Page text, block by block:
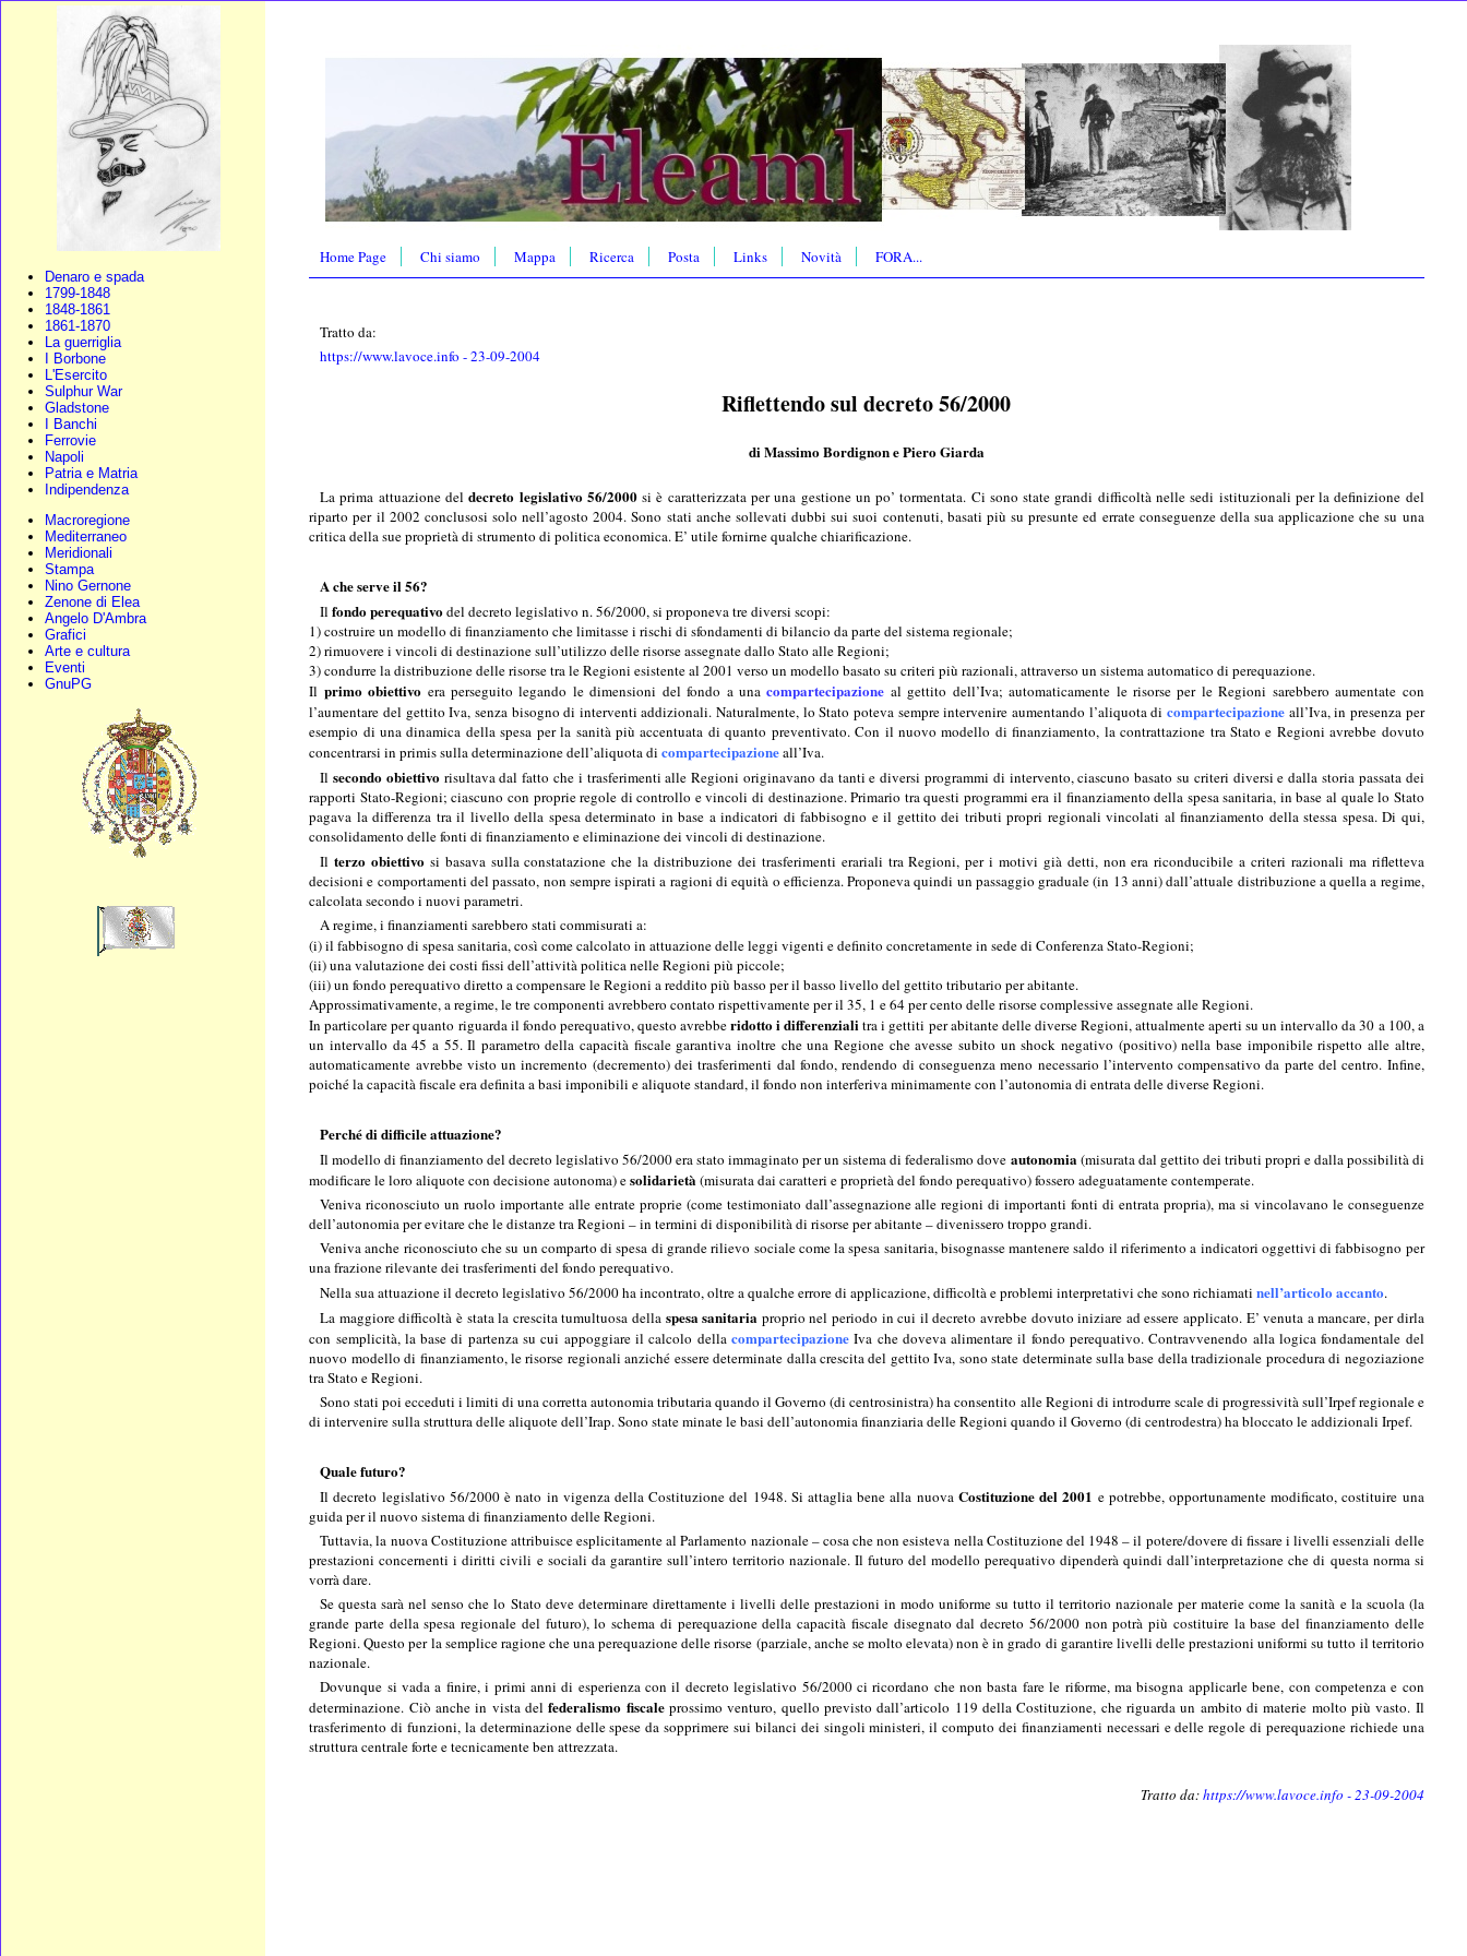
Denaro e spada
1799-1848
1848-1861
1861-1870
La guerriglia
I Borbone
L'Esercito
Sulphur War
Gladstone
I Banchi
Ferrovie
Napoli
Patria e Matria
Indipendenza
Macroregione
Mediterraneo
Meridionali
Stampa
Nino Gernone
Zenone di Elea
Angelo D'Ambra
Grafici
Arte e cultura
Eventi
GnuPG
Home Page Chi siamo Mappa Ricerca Posta Links Novità FORA...
Tratto da:
https://www.lavoce.info- 23-09-2004
Riflettendo sul decreto 56/2000
di Massimo BordignonePiero Giarda
La prima attuazione deldecreto legislativo 56/2000si è caratterizzata per una gestione un po’ tormentata. Ci sono state grandi difficoltà nelle sedi istituzionali per la definizione del
riparto per il 2002 conclusosi solo nell’agosto 2004. Sono stati anche sollevati dubbi sui suoi contenuti, basati più su presunte ed errate conseguenze della sua applicazione che su una
critica della sue proprietà di strumento di politica economica. E’ utile fornirne qualche chiarificazione.
A che serve il 56?
Ilfondo perequativodel decreto legislativo n. 56/2000, si proponeva tre diversi scopi:
1) costruire un modello di finanziamento che limitasse i rischi di sfondamenti di bilancio da parte del sistema regionale;
2) rimuovere i vincoli di destinazione sull’utilizzo delle risorse assegnate dallo Stato alle Regioni;
3) condurre la distribuzione delle risorse tra le Regioni esistente al 2001 verso un modello basato su criteri più razionali, attraverso un sistema automatico di perequazione.
Il primo obiettivo era perseguito legando le dimensioni del fondo a unacompartecipazione al gettito dell’Iva; automaticamente le risorse per le Regioni sarebbero aumentate con
l’aumentare del gettito Iva, senza bisogno di interventi addizionali. Naturalmente, lo Stato poteva sempre intervenire aumentando l’aliquota dicompartecipazione all’Iva, in presenza per
esempio di una dinamica della spesa per la sanità più accentuata di quanto preventivato. Con il nuovo modello di finanziamento, la contrattazione tra Stato e Regioni avrebbe dovuto
concentrarsi in primis sulla determinazione dell’aliquota dicompartecipazioneall’Iva.
Ilsecondo obiettivorisultava dal fatto che i trasferimenti alle Regioni originavano da tanti e diversi programmi di intervento, ciascuno basato su criteri diversi e dalla storia passata dei
rapporti Stato-Regioni; ciascuno con proprie regole di controllo e vincoli di destinazione. Primario tra questi programmi era il finanziamento della spesa sanitaria, in base al quale lo Stato
pagava la differenza tra il livello della spesa determinato in base a indicatori di fabbisogno e il gettito dei tributi propri regionali vincolati al finanziamento della stessa spesa. Di qui,
consolidamento delle fonti di finanziamento e eliminazione dei vincoli di destinazione.
Ilterzo obiettivosi basava sulla constatazione che la distribuzione dei trasferimenti erariali tra Regioni, per i motivi già detti, non era riconducibile a criteri razionali ma rifletteva
decisioni e comportamenti del passato, non sempre ispirati a ragioni di equità o efficienza. Proponeva quindi un passaggio graduale (in 13 anni) dall’attuale distribuzione a quella a regime,
calcolata secondo i nuovi parametri.
A regime, i finanziamenti sarebbero stati commisurati a:
(i) il fabbisogno di spesa sanitaria, così come calcolato in attuazione delle leggi vigenti e definito concretamente in sede di Conferenza Stato-Regioni;
(ii) una valutazione dei costi fissi dell’attività politica nelle Regioni più piccole;
(iii) un fondo perequativo diretto a compensare le Regioni a reddito più basso per il basso livello del gettito tributario per abitante.
Approssimativamente, a regime, le tre componenti avrebbero contato rispettivamente per il 35, 1 e 64 per cento delle risorse complessive assegnate alle Regioni.
In particolare per quanto riguarda il fondo perequativo, questo avrebberidotto i differenziali tra i gettiti per abitante delle diverse Regioni, attualmente aperti su un intervallo da 30 a 100, a
un intervallo da 45 a 55. Il parametro della capacità fiscale garantiva inoltre che una Regione che avesse subito un shock negativo (positivo) nella base imponibile rispetto alle altre,
automaticamente avrebbe visto un incremento (decremento) dei trasferimenti dal fondo, rendendo di conseguenza meno necessario l’intervento compensativo da parte del centro. Infine,
poiché la capacità fiscale era definita a basi imponibili e aliquote standard, il fondo non interferiva minimamente con l’autonomia di entrata delle diverse Regioni.
Perché di difficile attuazione?
Il modello di finanziamento del decreto legislativo 56/2000 era stato immaginato per un sistema di federalismo dove autonomia (misurata dal gettito dei tributi propri e dalla possibilità di
modificare le loro aliquote con decisione autonoma) esolidarietà(misurata dai caratteri e proprietà del fondo perequativo) fossero adeguatamente contemperate.
Veniva riconosciuto un ruolo importante alle entrate proprie (come testimoniato dall’assegnazione alle regioni di importanti fonti di entrata propria), ma si vincolavano le conseguenze
dell’autonomia per evitare che le distanze tra Regioni – in termini di disponibilità di risorse per abitante – divenissero troppo grandi.
Veniva anche riconosciuto che su un comparto di spesa di grande rilievo sociale come la spesa sanitaria, bisognasse mantenere saldo il riferimento a indicatori oggettivi di fabbisogno per
una frazione rilevante dei trasferimenti del fondo perequativo.
Nella sua attuazione il decreto legislativo 56/2000 ha incontrato, oltre a qualche errore di applicazione, difficoltà e problemi interpretativi che sono richiamatinell’articolo accanto.
La maggiore difficoltà è stata la crescita tumultuosa della spesa sanitaria proprio nel periodo in cui il decreto avrebbe dovuto iniziare ad essere applicato. E’ venuta a mancare, per dirla
con semplicità, la base di partenza su cui appoggiare il calcolo della compartecipazioneIva che doveva alimentare il fondo perequativo. Contravvenendo alla logica fondamentale del
nuovo modello di finanziamento, le risorse regionali anziché essere determinate dalla crescita del gettito Iva, sono state determinate sulla base della tradizionale procedura di negoziazione
tra Stato e Regioni.
Sono stati poi ecceduti i limiti di una corretta autonomia tributaria quando il Governo (di centrosinistra) ha consentito alle Regioni di introdurre scale di progressività sull’Irpef regionale e
di intervenire sulla struttura delle aliquote dell’Irap. Sono state minate le basi dell’autonomia finanziaria delle Regioni quando il Governo (di centrodestra) ha bloccato le addizionali Irpef.
Quale futuro?
Il decreto legislativo 56/2000 è nato in vigenza della Costituzione del 1948. Si attaglia bene alla nuova Costituzione del 2001 e potrebbe, opportunamente modificato, costituire una
guida per il nuovo sistema di finanziamento delle Regioni.
Tuttavia, la nuova Costituzione attribuisce esplicitamente al Parlamento nazionale – cosa che non esisteva nella Costituzione del 1948 – il potere/dovere di fissare i livelli essenziali delle
prestazioni concernenti i diritti civili e sociali da garantire sull’intero territorio nazionale. Il futuro del modello perequativo dipenderà quindi dall’interpretazione che di questa norma si
vorrà dare.
Se questa sarà nel senso che lo Stato deve determinare direttamente i livelli delle prestazioni in modo uniforme su tutto il territorio nazionale per materie come la sanità e la scuola (la
grande parte della spesa regionale del futuro), lo schema di perequazione della capacità fiscale disegnato dal decreto 56/2000 non potrà più costituire la base del finanziamento delle
Regioni. Questo per la semplice ragione che una perequazione delle risorse (parziale, anche se molto elevata) non è in grado di garantire livelli delle prestazioni uniformi su tutto il territorio
nazionale.
Dovunque si vada a finire, i primi anni di esperienza con il decreto legislativo 56/2000 ci ricordano che non basta fare le riforme, ma bisogna applicarle bene, con competenza e con
determinazione. Ciò anche in vista delfederalismo fiscaleprossimo venturo, quello previsto dall’articolo 119 della Costituzione, che riguarda un ambito di materie molto più vasto. Il
trasferimento di funzioni, la determinazione delle spese da sopprimere sui bilanci dei singoli ministeri, il computo dei finanziamenti necessari e delle regole di perequazione richiede una
struttura centrale forte e tecnicamente ben attrezzata.
Tratto da:https://www.lavoce.info - 23-09-2004